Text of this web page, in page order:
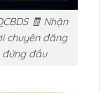
🧾 Nhận
chuyên đăng
đầu